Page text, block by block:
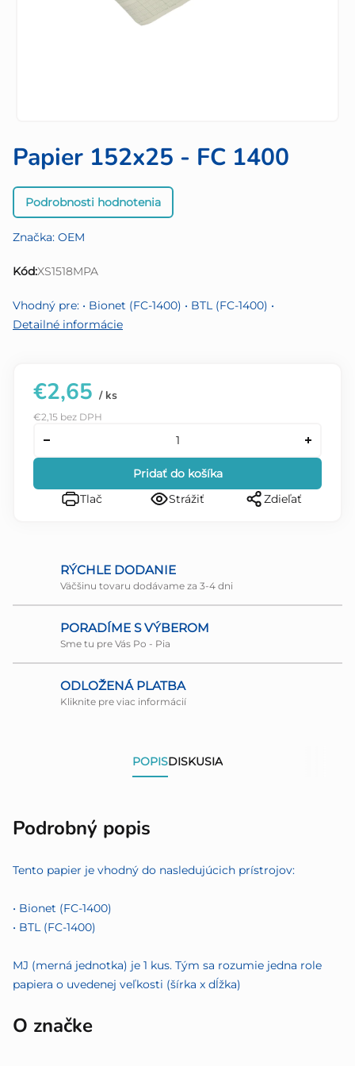
Papier 152x25 - FC 1400
Priemerné
hodnotenie
je
0,0
5
hviezdičiek.
Podrobnosti hodnotenia
Značka: OEM
Kód:XS1518MPA
Vhodný pre: • Bionet (FC-1400) • BTL (FC-1400) •
Detailné informácie
€2,65 / ks
€2,15 bez DPH
Pridať do košíka
Tlač
Strážiť Zdieľať
RÝCHLE DODANIE
Väčšinu tovaru dodávame za 3-4 dni
PORADÍME S VÝBEROM
Sme tu pre Vás Po - Pia
ODLOŽENÁ PLATBA
Kliknite pre viac informácií
POPISDISKUSIA
Podrobný popis
Tento papier je vhodný do nasledujúcich prístrojov:
• Bionet (FC-1400)
• BTL (FC-1400)
MJ (merná jednotka) je 1 kus. Tým sa rozumie jedna role
papiera o uvedenej veľkosti (šírka x dĺžka)
O značke